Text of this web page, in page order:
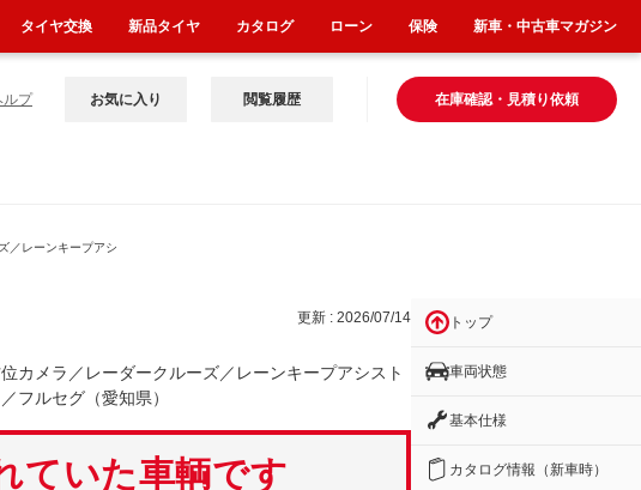
ルプ 在庫確認・見積り依頼
お気に入り 閲覧履歴
／レーンキープアシ
更新 : 2026/07/14
メラ／レーダークルーズ／レーンキープアシスト
フルセグ（愛知県）
ていた車輌です
トップ
車両状態
基本仕様
カタログ情報（新車時）
タイヤ交換 新品タイヤ カタログ ローン 保険 新車・中古車マガジン